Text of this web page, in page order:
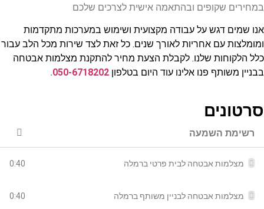
במחירים שקופים ובהתאמה אישית לצרכים שלכם
אנו שמים דגש על עבודה מקצועית ושימוש במערכות מתקדמות
ומומלצות עם אחריות לאורך שנים. כל זאת לצד שירות מכל הלב עבור
כלל הלקוחות שלנו. לקבלת הצעת מחיר להתקנת מצלמות אבטחה
בבניין משותף פנו אלינו עוד היום בטלפון 050-6718202
.
סרטונים
רשימת השמעה
מצלמות אבטחה לבית פרטי ברמלה 0:40
מצלמות אבטחה לבניין משותף ברמלה 0:40